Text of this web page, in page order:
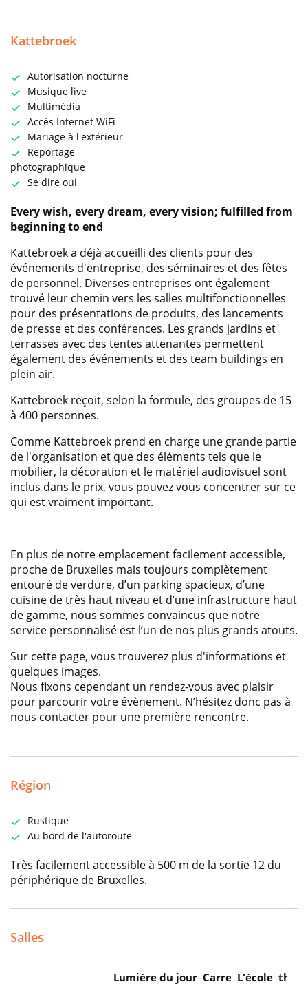
Kattebroek
Autorisation nocturne
Musique live
Multimédia
Accès Internet WiFi
Mariage à l'extérieur
Reportage
photographique
Se dire oui
Every wish, every dream, every vision; fulfilled from
beginning to end
Kattebroek a déjà accueilli des clients pour des
événements d'entreprise, des séminaires et des fêtes
de personnel. Diverses entreprises ont également
trouvé leur chemin vers les salles multifonctionnelles
pour des présentations de produits, des lancements
de presse et des conférences. Les grands jardins et
terrasses avec des tentes attenantes permettent
également des événements et des team buildings en
plein air.
Kattebroek reçoit, selon la formule, des groupes de 15
à 400 personnes.
Comme Kattebroek prend en charge une grande partie
de l'organisation et que des éléments tels que le
mobilier, la décoration et le matériel audiovisuel sont
inclus dans le prix, vous pouvez vous concentrer sur ce
qui est vraiment important.
En plus de notre emplacement facilement accessible,
proche de Bruxelles mais toujours complètement
entouré de verdure, d’un parking spacieux, d’une
cuisine de très haut niveau et d’une infrastructure haut
de gamme, nous sommes convaincus que notre
service personnalisé est l’un de nos plus grands atouts.
Sur cette page, vous trouverez plus d'informations et
quelques images.
Nous fixons cependant un rendez-vous avec plaisir
pour parcourir votre évènement. N’hésitez donc pas à
nous contacter pour une première rencontre.
Région
Rustique
Au bord de l'autoroute
Très facilement accessible à 500 m de la sortie 12 du
périphérique de Bruxelles.
Salles
Lumière du jour Carre L'école